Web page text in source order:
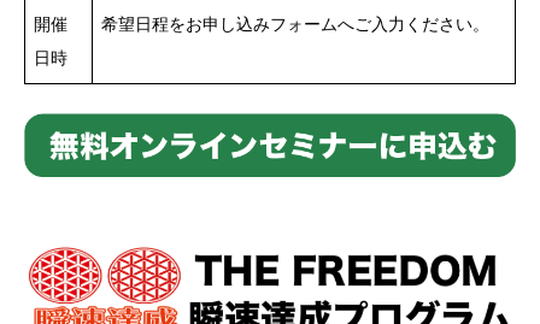
開催
日時
希望日程をお申し込みフォームへご入力ください。